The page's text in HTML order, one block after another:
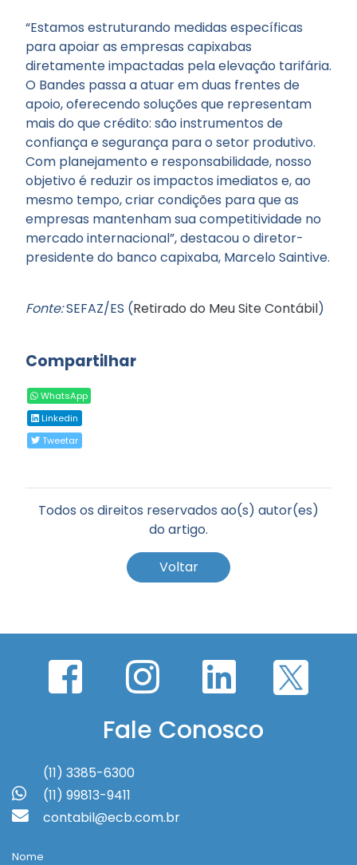
“Estamos estruturando medidas específicas
para apoiar as empresas capixabas
diretamente impactadas pela elevação tarifária.
O Bandes passa a atuar em duas frentes de
apoio, oferecendo soluções que representam
mais do que crédito: são instrumentos de
confiança e segurança para o setor produtivo.
Com planejamento e responsabilidade, nosso
objetivo é reduzir os impactos imediatos e, ao
mesmo tempo, criar condições para que as
empresas mantenham sua competitividade no
mercado internacional”, destacou o diretor-
presidente do banco capixaba, Marcelo Saintive.
Fonte:SEFAZ/ES (Retirado do Meu Site Contábil)
Compartilhar
WhatsApp
Linkedin
Tweetar
Todos os direitos reservados ao(s) autor(es)
do artigo.
Voltar
Fale Conosco
(11) 3385-6300
(11) 99813-9411
contabil@ecb.com.br
Nome